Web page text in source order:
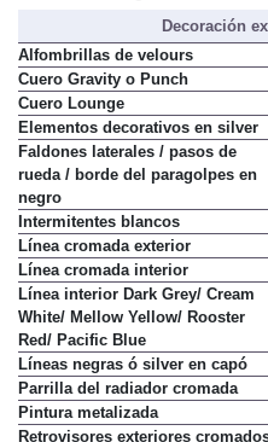
Decoración
Alfombrillas de velours
Cuero Gravity o Punch
Cuero Lounge
Elementos decorativos en silver
Faldones laterales / pasos de
rueda / borde del paragolpes en
negro
Intermitentes blancos
Línea cromada exterior
Línea cromada interior
Línea interior Dark Grey/ Cream
White/ Mellow Yellow/ Rooster
Red/ Pacific Blue
Líneas negras ó silver en capó
Parrilla del radiador cromada
Pintura metalizada